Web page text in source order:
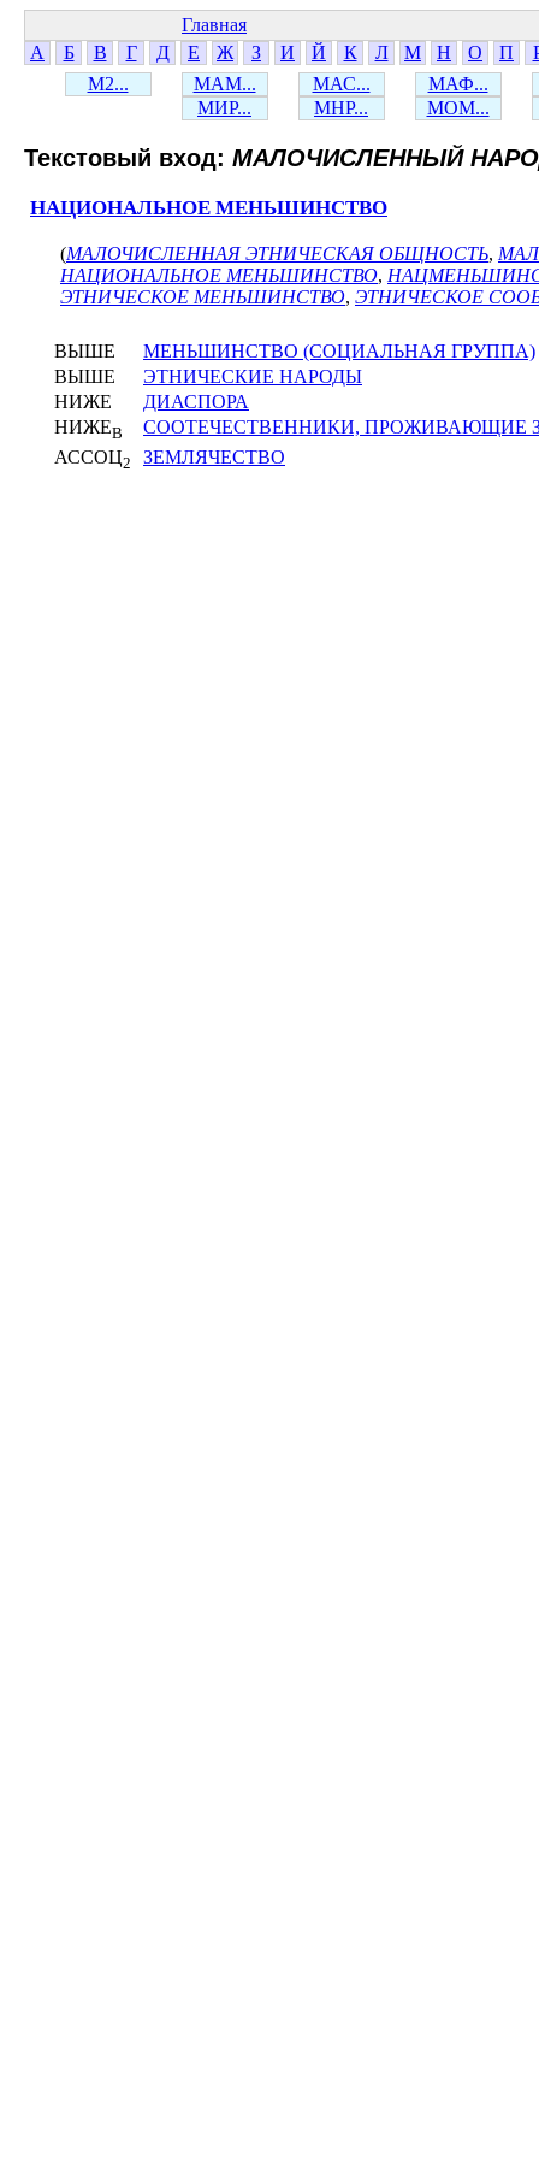
Главная
А
Б В Г Д Е Ж З И Й К Л М Н О П
М2...
МАМ... МАС...
МАФ...
МИР...
МНР... МОМ...
Текстовый вход: МАЛОЧИСЛЕННЫЙ
НАЦИОНАЛЬНОЕ МЕНЬШИНСТВО
(МАЛОЧИСЛЕННАЯ ЭТНИЧЕСКАЯ ОБЩНОСТЬ,
НАЦИОНАЛЬНОЕ МЕНЬШИНСТВО,
ЭТНИЧЕСКОЕ МЕНЬШИНСТВО, ЭТНИЧЕСКОЕ
ВЫШЕ
МЕНЬШИНСТВО (СОЦИАЛЬНАЯ ГРУППА)
ВЫШЕ
ЭТНИЧЕСКИЕ НАРОДЫ
НИЖЕ
ДИАСПОРА
НИЖЕВ
СООТЕЧЕСТВЕННИКИ, ПРОЖИВАЮЩИЕ
АССОЦ2 ЗЕМЛЯЧЕСТВО